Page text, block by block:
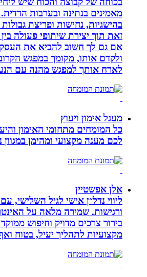
מאמינים בנתינה ובערבות הדדית.
בהישגיות, נחישות ופריצת גבולות
זאת תוך יצירת שיתופי פעולה בין
אם גם לך חשוב להביא את העסק שלך
ולקדם אותו, מקומך במפגש הקרוב
לארח אותך למפגש מהנה עם הנעה
מעגל אימון ויעוץ
כל המומחים מתחומי האימון והיעוץ,
לכם מענה מקצועי ומהימן במגוון
אלן אפשטיין
ליווי נדל״ן אישי לגיל השלישי, עם
ורגישות. שמירה מלאה על
בירור צרכים מדויק וחיפוש ממוקד תוך
מקצועיות לתהליך יעיל, בטוח ואף